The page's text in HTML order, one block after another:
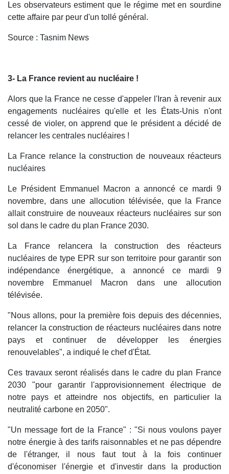
Les observateurs estiment que le régime met en sourdine
cette affaire par peur d'un tollé général.
Source : Tasnim News
3- La France revient au nucléaire !
Alors que la France ne cesse d'appeler l'Iran à revenir aux
engagements nucléaires qu'elle et les États-Unis n'ont
cessé de violer, on apprend que le président a décidé de
relancer les centrales nucléaires !
La France relance la construction de nouveaux réacteurs
nucléaires
Le Président Emmanuel Macron a annoncé ce mardi 9
novembre, dans une allocution télévisée, que la France
allait construire de nouveaux réacteurs nucléaires sur son
sol dans le cadre du plan France 2030.
La France relancera la construction des réacteurs
nucléaires de type EPR sur son territoire pour garantir son
indépendance énergétique, a annoncé ce mardi 9
novembre Emmanuel Macron dans une allocution
télévisée.
"Nous allons, pour la première fois depuis des décennies,
relancer la construction de réacteurs nucléaires dans notre
pays et continuer de développer les énergies
renouvelables", a indiqué le chef d'État.
Ces travaux seront réalisés dans le cadre du plan France
2030 "pour garantir l'approvisionnement électrique de
notre pays et atteindre nos objectifs, en particulier la
neutralité carbone en 2050".
"Un message fort de la France" : "Si nous voulons payer
notre énergie à des tarifs raisonnables et ne pas dépendre
de l'étranger, il nous faut tout à la fois continuer
d'économiser l'énergie et d'investir dans la production